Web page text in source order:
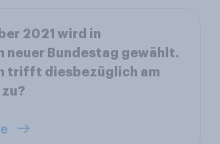
2021 wird in
neuer Bundestag gewählt.
trifft diesbezüglich am